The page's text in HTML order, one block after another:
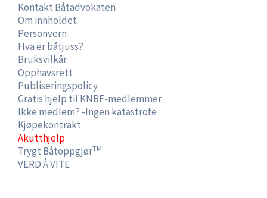
Kontakt Båtadvokaten
Om innholdet
Personvern
Hva er båtjuss?
Bruksvilkår
Opphavsrett
Publiseringspolicy
Gratis hjelp til KNBF-medlemmer
Ikke medlem? -Ingen katastrofe
Kjøpekontrakt
Akutthjelp
Trygt BåtoppgjørTM
VERD Å VITE